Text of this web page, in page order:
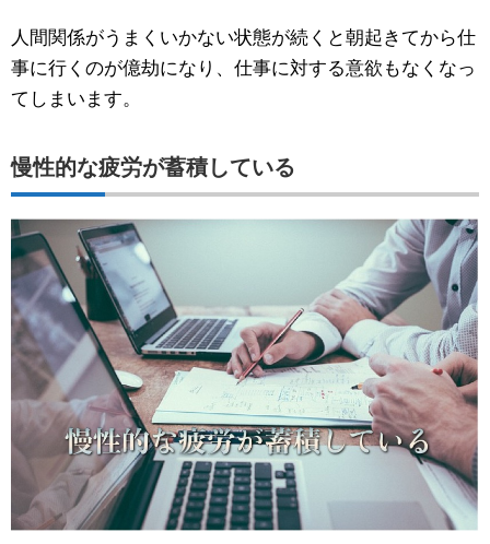
人間関係がうまくいかない状態が続くと朝起きてから仕
事に行くのが億劫になり、仕事に対する意欲もなくなっ
てしまいます。
慢性的な疲労が蓄積している